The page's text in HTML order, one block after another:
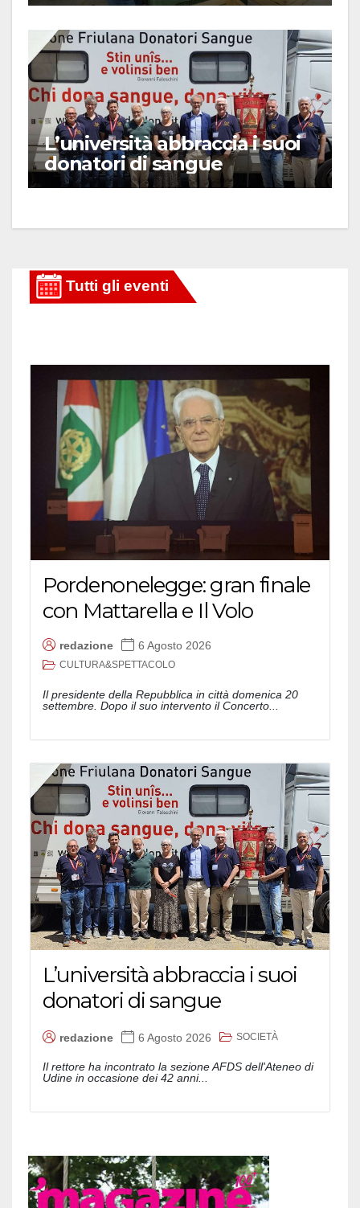
L’università abbraccia i suoi
donatori di sangue
Pordenonelegge: gran finale
con Mattarella e Il Volo
redazione 6 Agosto 2026
CULTURA&SPETTACOLO
Il presidente della Repubblica in città domenica 20
settembre. Dopo il suo intervento il Concerto...
L’università abbraccia i suoi
donatori di sangue
redazione 6 Agosto 2026 SOCIETÀ
Il rettore ha incontrato la sezione AFDS dell'Ateneo di
Udine in occasione dei 42 anni...